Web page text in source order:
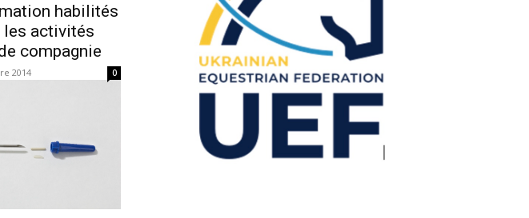
habilités
les activités
compagnie
2014 0